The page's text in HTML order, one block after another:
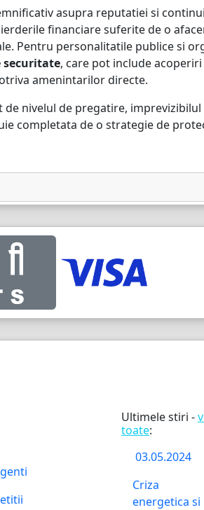
asupra reputatiei si
financiare suferite de o
Pentru personalitatile publice si
securitate, care pot include
amenintarilor directe.
nivelul de pregatire,
completata de o strategie de
Ultimele stiri -
toate:
03.05.2024
Criza
energetica si